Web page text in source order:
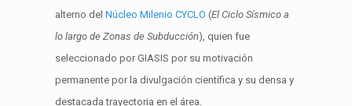
alterno del Núcleo Milenio CYCLO (El Ciclo Sísmico a
lo largo de Zonas de Subducción), quien fue
seleccionado por GIASIS por su motivación
permanente por la divulgación científica y su densa y
destacada trayectoria en el área.